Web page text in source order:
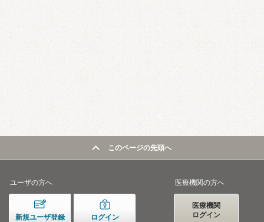
このページの先頭へ
ユーザの方へ
新規ユーザ登録 ログイン
医療機関の方へ
医療機関
ログイン